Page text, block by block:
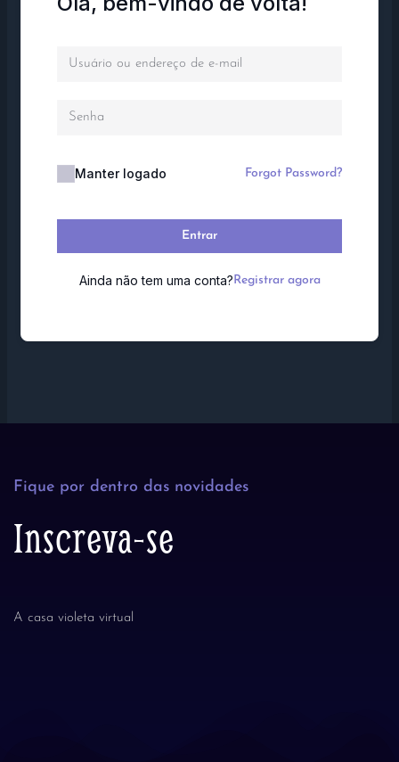
Manter logado Forgot Password?
Entrar
Ainda não tem uma conta? Registrar agora
Fique por dentro das novidades
Inscreva-se
A casa violeta virtual